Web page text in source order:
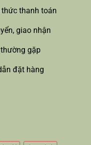
thanh toán
giao nhận
gặp
đặt hàng